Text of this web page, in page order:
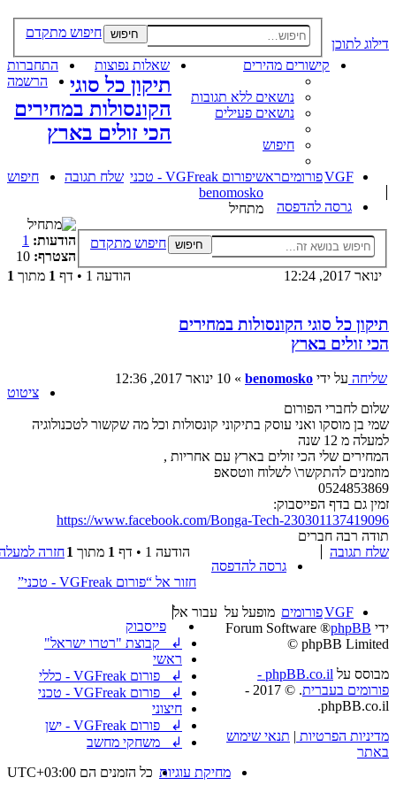
דילוג לתוכן
חיפוש חיפוש מתקדם
קישורים מהירים
נושאים ללא תגובות
נושאים פעילים
חיפוש
שאלות נפוצות
התחברות
הרשמה
VGF פורומיםראשיפורום VGFreak - טכני חיפוש
תיקון כל סוגי
הקונסולות במחירים
הכי זולים בארץ
שלח תגובה
גרסה להדפסה
חיפוש חיפוש מתקדם
הודעה 1 • דף 1מתוך 1
benomosko
מתחיל
הודעות: 1
הצטרף: 10
ינואר 2017, 12:24
תיקון כל סוגי הקונסולות במחירים
הכי זולים בארץ
ציטוט
שליחה על ידי benomosko
» 10 ינואר 2017, 12:36
שלום לחברי הפורום
שמי בן מוסקו ואני עוסק בתיקוני קונסולות וכל מה שקשור לטכנולוגיה
למעלה מ 12 שנה
המחירים שלי הכי זולים בארץ עם אחריות ,
מוזמנים להתקשר\ לשלוח ווטסאפ
0524853869
זמין גם בדף הפייסבוק:
https://www.facebook.com/Bonga-Tech-230301137419096
תודה רבה חברים
חזרה למעלה
שלח תגובה
גרסה להדפסה
הודעה 1 • דף 1מתוך 1
חזור אל “פורום VGFreak - טכני”
עבור אל
פייסבוק
↲ קבוצת "רטרו ישראל"
ראשי
↲ פורום VGFreak - כללי
↲ פורום VGFreak - טכני
חיצוני
↲ פורום VGFreak - ישן
↲ משחקי מחשב
VGF פורומים
כל הזמנים הם UTC+03:00 מחיקת עוגיות
מופעל על
ידי phpBB
® Forum Software
© phpBB Limited
מבוסס על
phpBB.co.il -
פורומים בעברית
. © 2017 -
phpBB.co.il.
מדיניות הפרטיות | תנאי שימוש
באתר